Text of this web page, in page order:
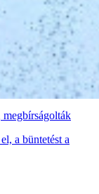
a büntetést a